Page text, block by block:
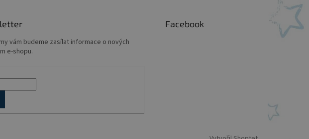
vám budeme zasílat informace o nových
e-shopu.
Facebook